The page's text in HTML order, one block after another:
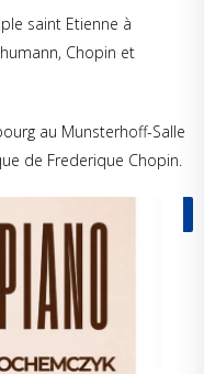
saint Etienne à
Chopin et
au Munsterhoff-Salle
de Frederique Chopin.